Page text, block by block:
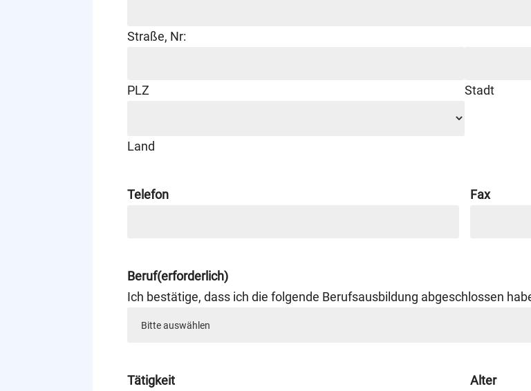
Straße, Nr:
PLZ Stadt
Land
Telefon Fax
Beruf(erforderlich)
Ich bestätige, dass ich die folgende Berufsausbildung abgeschlossen
Tätigkeit Alter